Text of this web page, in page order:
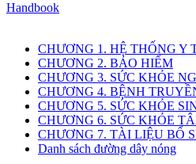
Handbook
CHƯƠNG 1. HỆ THỐNG
CHƯƠNG 2. BẢO HIỂM
CHƯƠNG 3. SỨC KHỎE
CHƯƠNG 4. BỆNH
CHƯƠNG 5. SỨC KHỎE
CHƯƠNG 6. SỨC KHỎE
CHƯƠNG 7. TÀI LIỆU BỔ
Danh sách đường dây nóng